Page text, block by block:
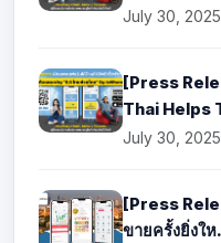
July 30, 2025
[Press
Thai Helps
July 30, 2025
[Press
ขายครั้งยิ่งใ